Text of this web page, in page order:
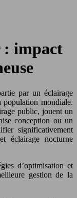
: impact
par un éclairage
population mondiale.
public, jouent un
conception ou un
significativement
éclairage nocturne
d’optimisation et
gestion de la